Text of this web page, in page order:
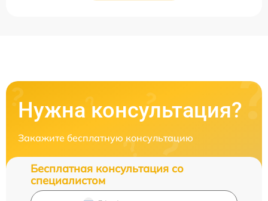
Нужна консультация?
Закажите бесплатную консультацию
Бесплатная консультация со
специалистом